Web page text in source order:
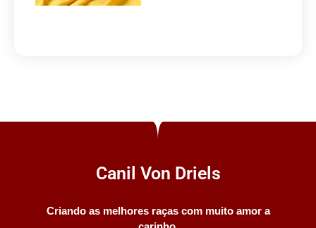
Canil Von Driels
Criando as melhores raças com muito amor a